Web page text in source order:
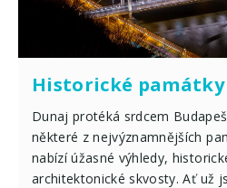
Historické
Dunaj protéká srdcem
některé z nejvýznamnějších
nabízí úžasné výhledy,
architektonické skvosty. Ať už